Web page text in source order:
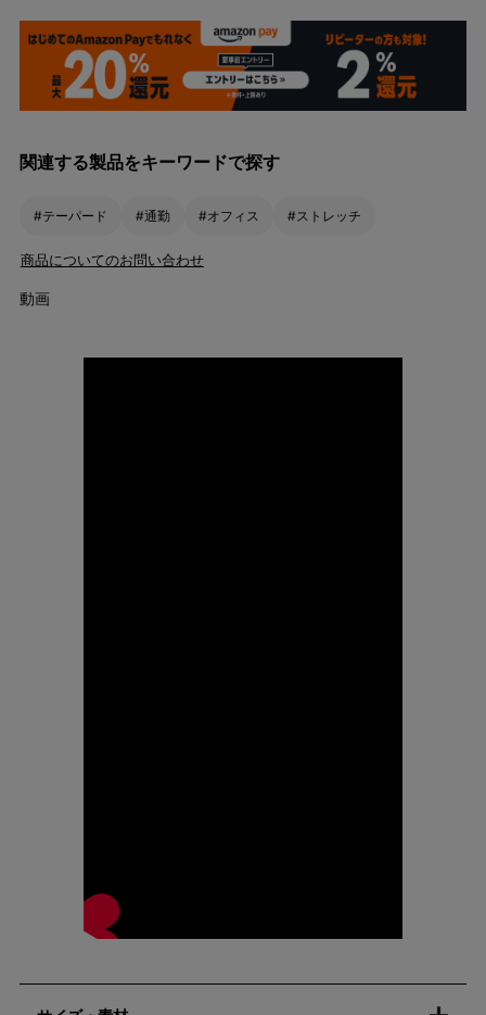
関連する製品をキーワードで探す
#テーパード #通勤 #オフィス #ストレッチ
商品についてのお問い合わせ
動画